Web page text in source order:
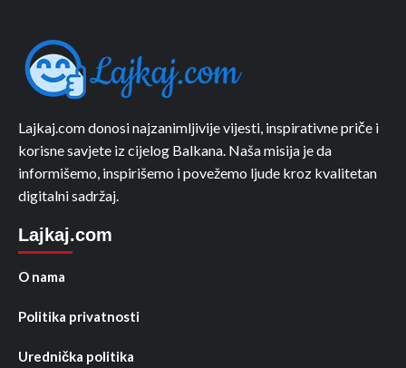
Lajkaj.com donosi najzanimljivije vijesti, inspirativne priče i
korisne savjete iz cijelog Balkana. Naša misija je da
informišemo, inspirišemo i povežemo ljude kroz kvalitetan
digitalni sadržaj.
Lajkaj.com
O nama
Politika privatnosti
Urednička politika